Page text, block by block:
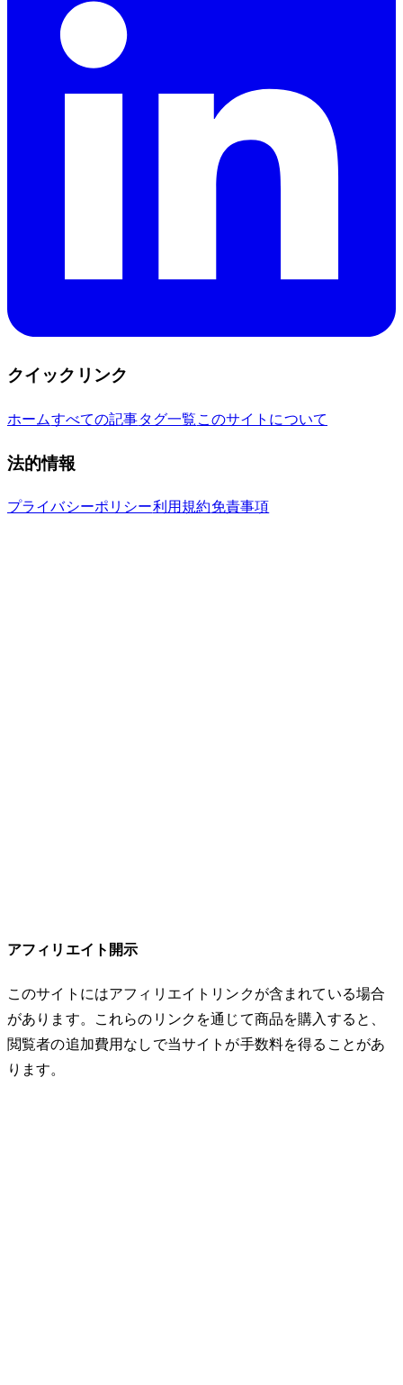
クイックリンク
ホームすべての記事タグ一覧 このサイトについて
法的情報
プライバシーポリシー利用規約免責事項
アフィリエイト開示
このサイトにはアフィリエイトリンクが含まれている場合
があります。これらのリンクを通じて商品を購入すると、
閲覧者の追加費用なしで当サイトが手数料を得ることがあ
ります。